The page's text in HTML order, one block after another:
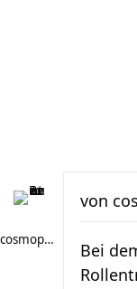
cosmopolli
von
Bei